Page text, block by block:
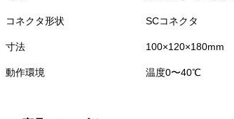
コネクタ形状 SCコネクタ
寸法 100×120×180mm
動作環境 温度0〜40℃